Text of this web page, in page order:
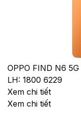
OPPO FIND N6
LH: 1800 6229
Xem chi tiết
Xem chi tiết